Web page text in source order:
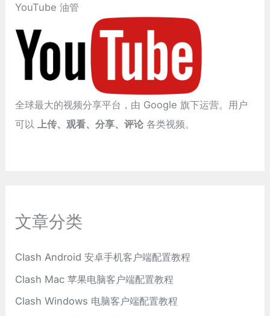
YouTube 油管
全球最大的视频分享平台，由 Google 旗下运营。用户
可以
上传、观看、分享、评论 各类视频。
文章分类
Clash Android 安卓手机客户端配置教程
Clash Mac 苹果电脑客户端配置教程
Clash Windows 电脑客户端配置教程